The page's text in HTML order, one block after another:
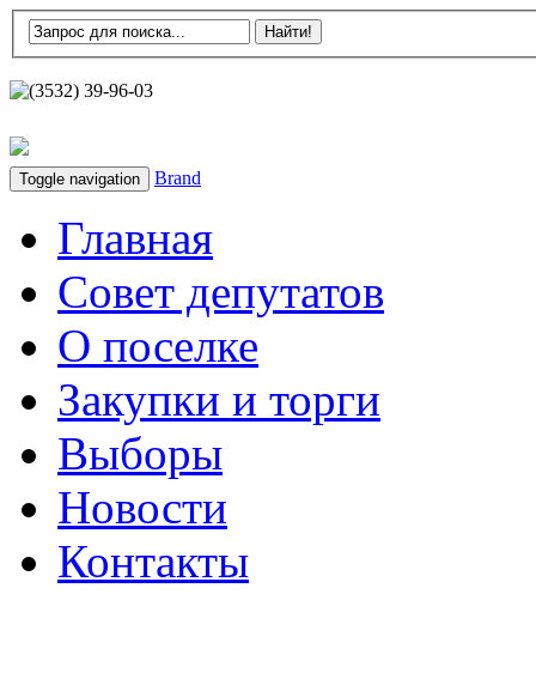
(3532) 39-96-03
Toggle navigation Brand
Главная
Совет депутатов
О поселке
Закупки и торги
Выборы
Новости
Контакты